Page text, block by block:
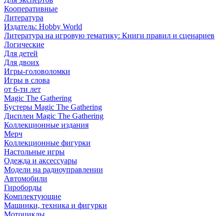
Кооперативные
Литература
Издатель: Hobby World
Литература на игровую тематику: Книги правил и сценариев
Логические
Для детей
Для двоих
Игры-головоломки
Игры в слова
от 6-ти лет
Magic The Gathering
Бустеры Magic The Gathering
Дисплеи Magic The Gathering
Коллекционные издания
Мерч
Коллекционные фигурки
Настольные игры
Одежда и аксессуары
Модели на радиоуправлении
Автомобили
Гироборды
Комплектующие
Машинки, техника и фигурки
Мотоциклы